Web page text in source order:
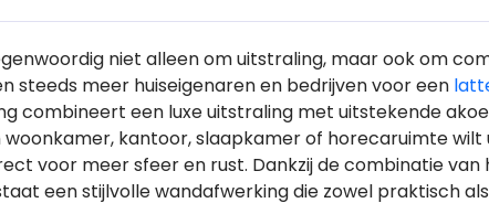
niet alleen om uitstraling, maar ook om
steeds meer huiseigenaren en bedrijven voor een
combineert een luxe uitstraling met uitstekende
woonkamer, kantoor, slaapkamer of horecaruimte wilt
voor meer sfeer en rust. Dankzij de combinatie
een stijlvolle wandafwerking die zowel praktisch